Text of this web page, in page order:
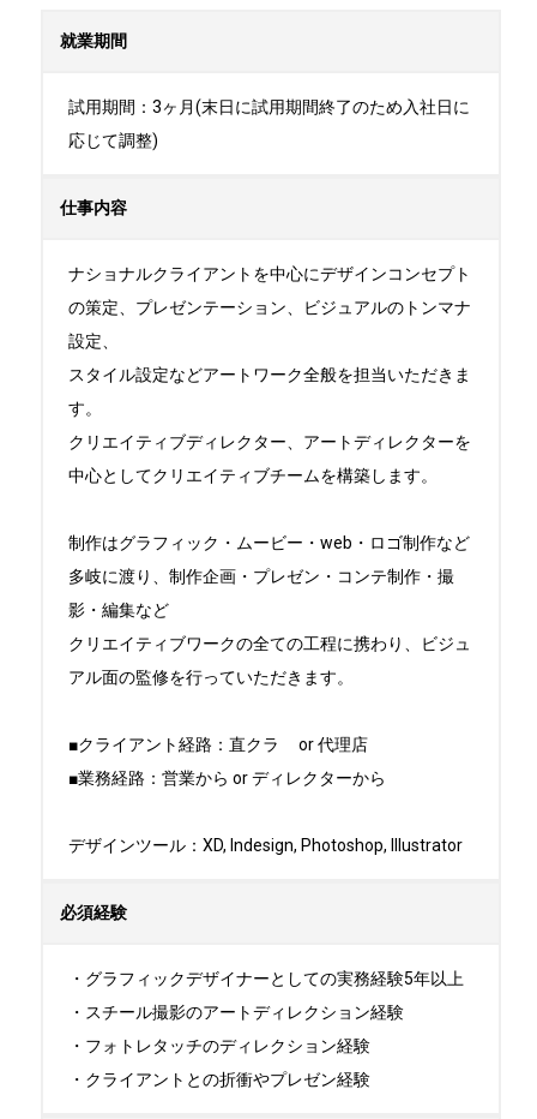
就業期間
試用期間：3ヶ月(末日に試用期間終了のため入社日に
応じて調整)
仕事内容
ナショナルクライアントを中心にデザインコンセプト
の策定、プレゼンテーション、ビジュアルのトンマナ
設定、
スタイル設定などアートワーク全般を担当いただきま
す。
クリエイティブディレクター、アートディレクターを
中心としてクリエイティブチームを構築します。
制作はグラフィック・ムービー・web・ロゴ制作など
多岐に渡り、制作企画・プレゼン・コンテ制作・撮
影・編集など
クリエイティブワークの全ての工程に携わり、ビジュ
アル面の監修を行っていただきます。
■クライアント経路：直クラ	or 代理店
■業務経路：営業から or ディレクターから
デザインツール：XD, Indesign, Photoshop, Illustrator
必須経験
・グラフィックデザイナーとしての実務経験5年以上
・スチール撮影のアートディレクション経験
・フォトレタッチのディレクション経験
・クライアントとの折衝やプレゼン経験